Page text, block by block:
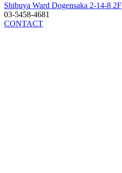
Shibuya Ward Dogensaka 2-14-8 2F
03-5458-4681
CONTACT